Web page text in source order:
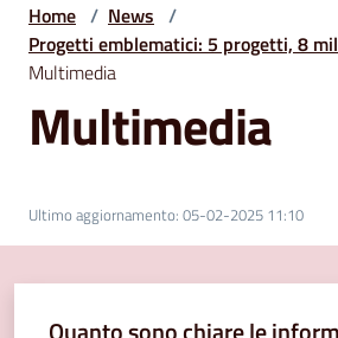
Aree
tematiche
Amministrazione
Home / News /
Progetti emblematici: 5 progetti, 8
Multimedia
Multimedia
Ultimo aggiornamento: 05-02-2025 11:10